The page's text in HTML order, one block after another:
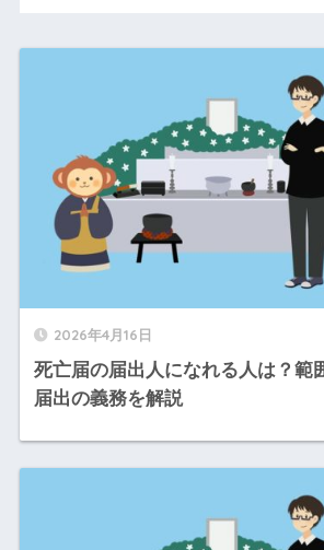
2026年4月16日
死亡届の届出人になれる人は？範
届出の義務を解説